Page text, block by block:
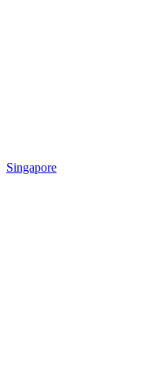
Singapore